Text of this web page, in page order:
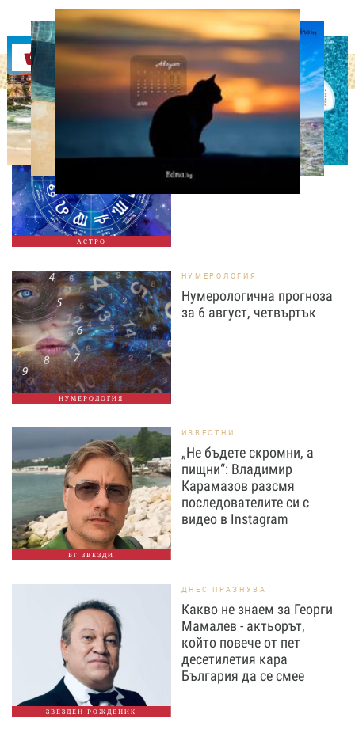
Оферти
АСТРО
АСТРОЛОГИЯ
Дневен хороскоп за 6
август, четвъртък
НУМЕРОЛОГИЯ
НУМЕРОЛОГИЯ
Нумерологична прогноза
за 6 август, четвъртък
БГ ЗВЕЗДИ
ИЗВЕСТНИ
„Не бъдете скромни, а
пищни“: Владимир
Карамазов разсмя
последователите си с
видео в Instagram
ЗВЕЗДЕН РОЖДЕНИК
ДНЕС ПРАЗНУВАТ
Какво не знаем за Георги
Мамалев - актьорът,
който повече от пет
десетилетия кара
България да се смее